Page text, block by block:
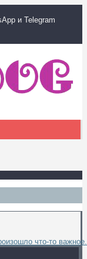
и Telegram